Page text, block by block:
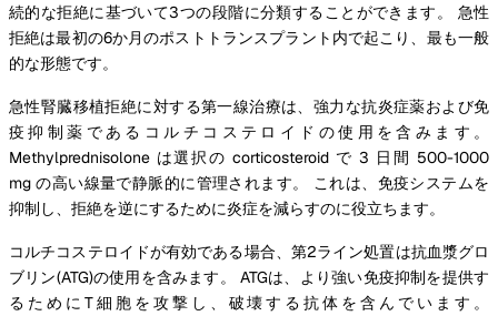
続的な拒絶に基づいて3つの段階に分類することができます。 急性
拒絶は最初の6か月のポストトランスプラント内で起こり、最も一般
的な形態です。
急性腎臓移植拒絶に対する第一線治療は、強力な抗炎症薬および免
疫抑制薬であるコルチコステロイドの使用を含みます。
Methylprednisolone は選択の corticosteroid で 3 日間 500-1000
mg の高い線量で静脈的に管理されます。 これは、免疫システムを
抑制し、拒絶を逆にするために炎症を減らすのに役立ちます。
コルチコステロイドが有効である場合、第2ライン処置は抗血漿グロ
ブリン(ATG)の使用を含みます。 ATGは、より強い免疫抑制を提供す
るためにT細胞を攻撃し、破壊する抗体を含んでいます。